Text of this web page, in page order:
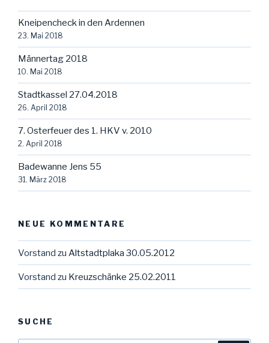
Kneipencheck in den Ardennen
23. Mai 2018
Männertag 2018
10. Mai 2018
Stadtkassel 27.04.2018
26. April 2018
7. Osterfeuer des 1. HKV v. 2010
2. April 2018
Badewanne Jens 55
31. März 2018
NEUE KOMMENTARE
Vorstand zu Altstadtplaka 30.05.2012
Vorstand zu Kreuzschänke 25.02.2011
SUCHE